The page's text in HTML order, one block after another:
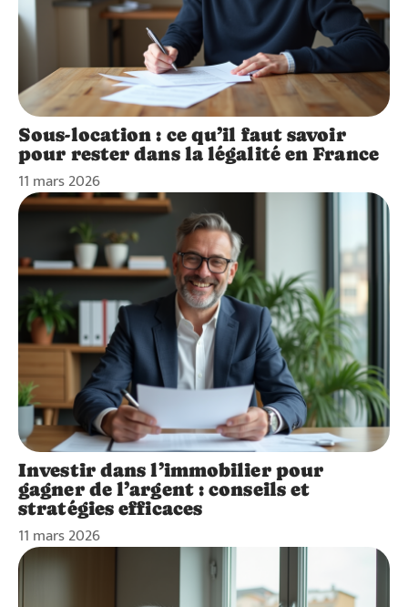
Sous-location : ce qu’il faut savoir
pour rester dans la légalité en France
11 mars 2026
Investir dans l’immobilier pour
gagner de l’argent : conseils et
stratégies efficaces
11 mars 2026